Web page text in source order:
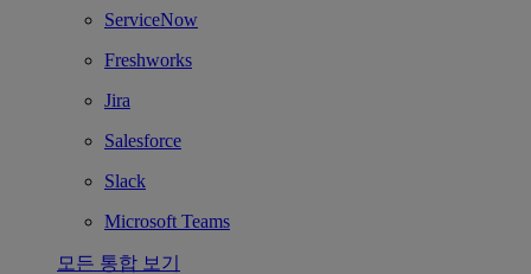
ServiceNow
Freshworks
Jira
Salesforce
Slack
Microsoft Teams
모든 통합 보기